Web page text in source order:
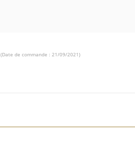
(Date de commande : 21/09/2021)